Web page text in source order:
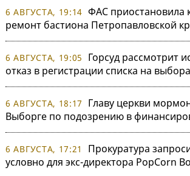
6 АВГУСТА, 19:14 ФАС приостановила
ремонт бастиона Петропавловской
6 АВГУСТА, 19:05
Горсуд рассмотрит
отказ в регистрации списка на
6 АВГУСТА, 18:17
Главу церкви
Выборге по подозрению в
6 АВГУСТА, 17:21
Прокуратура
условно для экс-директора PopCorn